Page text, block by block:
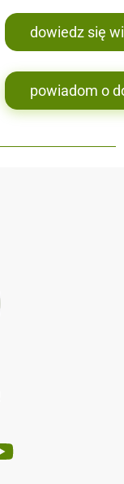
dowiedz się
powiadom o